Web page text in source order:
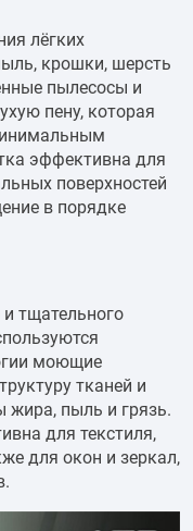
лёгких
крошки, шерсть
пылесосы и
пену, которая
эффективна для
поверхностей
в порядке
тщательного
моющие
тканей и
жира, пыль и грязь.
для текстиля,
для окон и зеркал,